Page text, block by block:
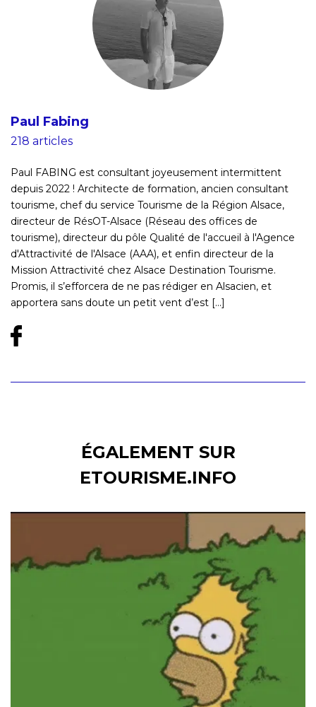
Paul Fabing
218 articles
Paul FABING est consultant joyeusement intermittent
depuis 2022 ! Architecte de formation, ancien consultant
tourisme, chef du service Tourisme de la Région Alsace,
directeur de RésOT-Alsace (Réseau des offices de
tourisme), directeur du pôle Qualité de l'accueil à l'Agence
d'Attractivité de l'Alsace (AAA), et enfin directeur de la
Mission Attractivité chez Alsace Destination Tourisme.
Promis, il s’efforcera de ne pas rédiger en Alsacien, et
apportera sans doute un petit vent d’est [...]
ÉGALEMENT SUR
ETOURISME.INFO